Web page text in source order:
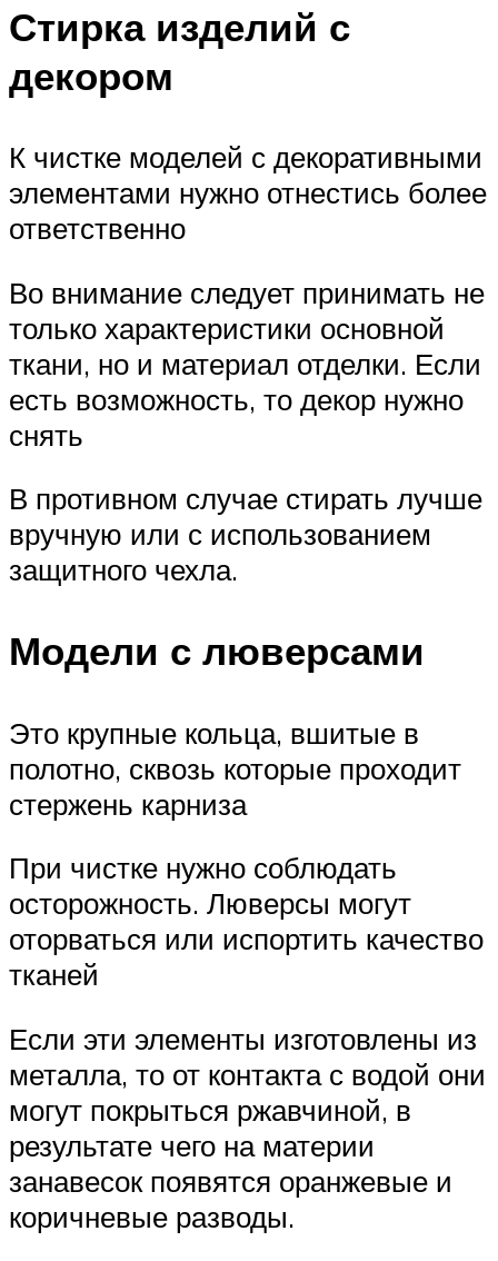
Стирка изделий с
декором
К чистке моделей с декоративными
элементами нужно отнестись более
ответственно
Во внимание следует принимать не
только характеристики основной
ткани, но и материал отделки. Если
есть возможность, то декор нужно
снять
В противном случае стирать лучше
вручную или с использованием
защитного чехла.
Модели с люверсами
Это крупные кольца, вшитые в
полотно, сквозь которые проходит
стержень карниза
При чистке нужно соблюдать
осторожность. Люверсы могут
оторваться или испортить качество
тканей
Если эти элементы изготовлены из
металла, то от контакта с водой они
могут покрыться ржавчиной, в
результате чего на материи
занавесок появятся оранжевые и
коричневые разводы.